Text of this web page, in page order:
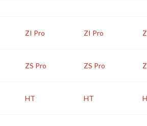
ZI Pro ZI Pro
ZS Pro ZS Pro
HT HT